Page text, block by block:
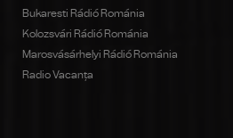
Bukaresti Rádió Románia
Kolozsvári Rádió Románia
Marosvásárhelyi Rádió Románia
Radio Vacanța